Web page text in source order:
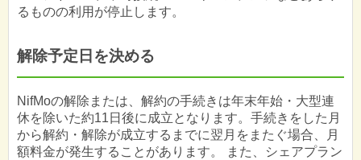
るものの利用が停止します。
解除予定日を決める
NifMoの解除または、解約の手続きは年末年始・大型連
休を除いた約11日後に成立となります。手続きをした月
から解約・解除が成立するまでに翌月をまたぐ場合、月
額料金が発生することがあります。 また、シェアプラン